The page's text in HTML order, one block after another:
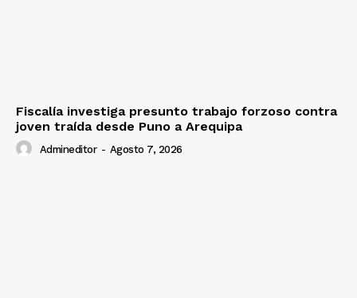
Fiscalía investiga presunto trabajo forzoso contra
joven traída desde Puno a Arequipa
Admineditor - Agosto 7, 2026